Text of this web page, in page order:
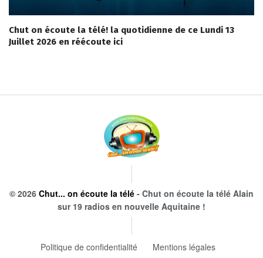
Chut on écoute la télé! la quotidienne de ce Lundi 13
Juillet 2026 en réécoute ici
© 2026 Chut... on écoute la télé - Chut on écoute la télé Alain
sur 19 radios en nouvelle Aquitaine !
Politique de confidentialité Mentions légales